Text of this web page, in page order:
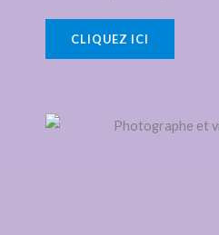
CLIQUEZ ICI